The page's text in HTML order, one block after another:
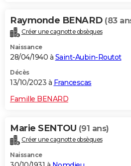
Raymonde BENARD (83
Créer une cagnotte obsèques
Naissance
28/04/1940 à Saint-Aubin-Routot
Décès
13/10/2023 à Francescas
Famille BENARD
Marie SENTOU (91 ans)
Créer une cagnotte obsèques
Naissance